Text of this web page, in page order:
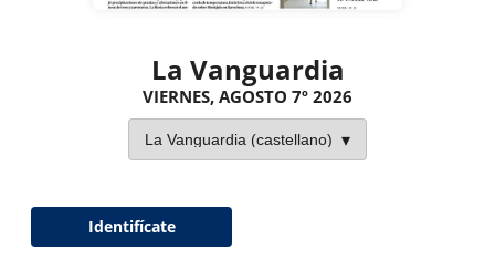
La Vanguardia
VIERNES, AGOSTO 7º 2026
Identifícate